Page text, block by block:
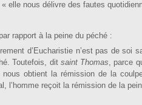
nous délivre des fautes
à la peine du péché :
d’Eucharistie n’est pas de soi
Toutefois, dit saint Thomas, parce
nous obtient la rémission de la
l’homme reçoit la rémission de la